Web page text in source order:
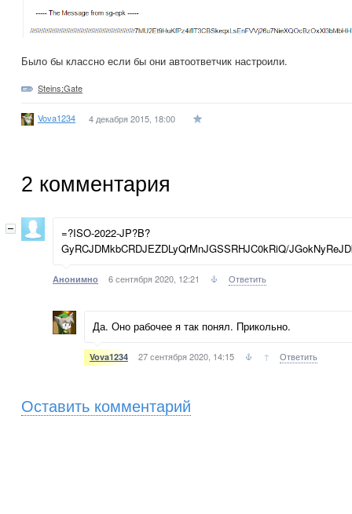
Было бы классно если бы они автоответчик настроили.
Steins;Gate
Vova1234 4 декабря 2015, 18:00
2 комментария
=?ISO-2022-JP?B?
GyRCJDMkbCRDJEZDLyQrMnJGSSRHJC0kRiQ/
Анонимно 6 сентября 2020, 12:21 Ответить
Да. Оно рабочее я так понял. Прикольно.
Vova1234 27 сентября 2020, 14:15 ↑ Ответить
Оставить комментарий